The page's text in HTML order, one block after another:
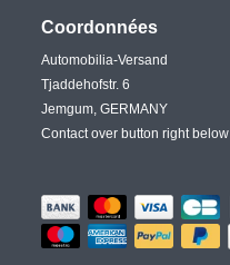
Coordonnées
Automobilia-Versand
Tjaddehofstr. 6
Jemgum, GERMANY
Contact over button right below